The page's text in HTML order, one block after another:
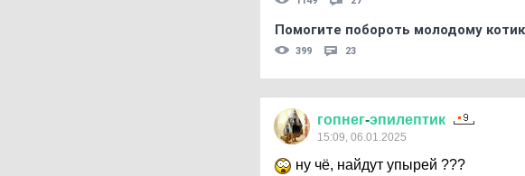
Помогите побороть молодому
399 23
гопнег-эпилептик
15:09, 06.01.2025
ну чё, найдут упырей ???